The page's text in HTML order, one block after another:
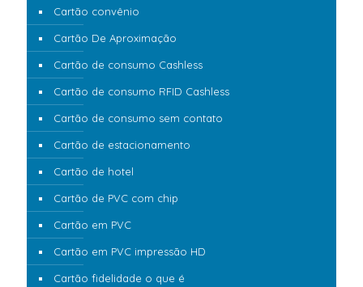
Cartão convênio
Cartão De Aproximação
Cartão de consumo Cashless
Cartão de consumo RFID Cashless
Cartão de consumo sem contato
Cartão de estacionamento
Cartão de hotel
Cartão de PVC com chip
Cartão em PVC
Cartão em PVC impressão HD
Cartão fidelidade o que é